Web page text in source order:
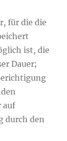
für die die
ist, die
Dauer;
auf
durch den